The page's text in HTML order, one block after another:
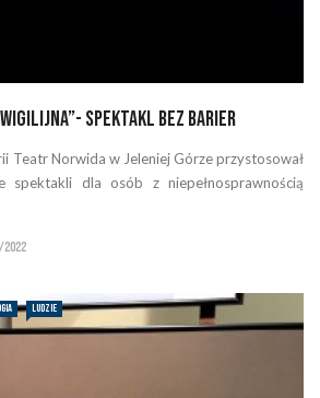
Wigilijna”- spektakl bez barier
Teatr Norwida w Jeleniej Górze przystosował
spektakli dla osób z niepełnosprawnością
LUDZIE